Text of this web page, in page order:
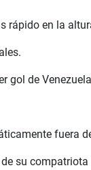
rápido en la
gol de
fuera
su compatriota